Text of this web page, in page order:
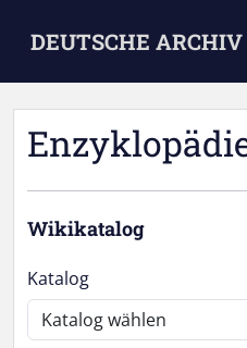
DEUTSCHE
Wikikatalog
Katalog